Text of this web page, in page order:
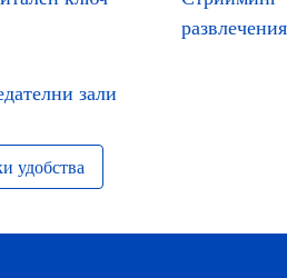
развлечения
зали
удобства